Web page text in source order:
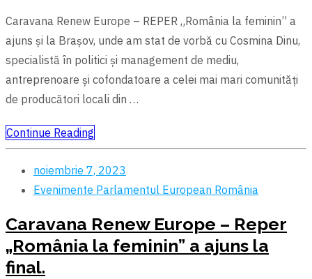
Caravana Renew Europe – REPER „România la feminin” a
ajuns și la Brașov, unde am stat de vorbă cu Cosmina Dinu,
specialistă în politici și management de mediu,
antreprenoare şi cofondatoare a celei mai mari comunități
de producători locali din …
Continue Reading
noiembrie 7, 2023
Evenimente Parlamentul European România
Caravana Renew Europe – Reper
„România la feminin” a ajuns la
final.